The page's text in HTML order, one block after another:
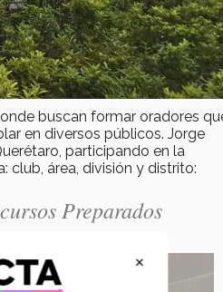
buscan formar oradores
en diversos públicos. Jorge
participando en la
club, área, división y distrito:
Preparados
área.”
×